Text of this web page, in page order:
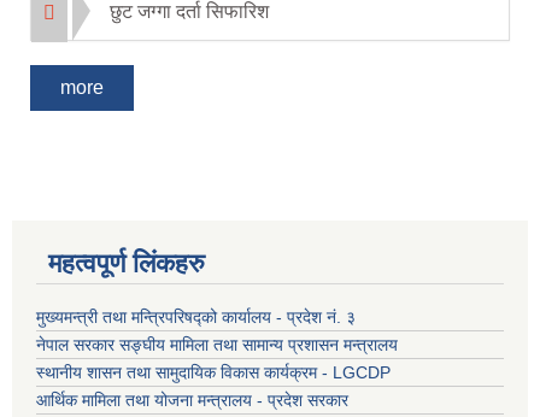
छुट जग्गा दर्ता सिफारिश
more
महत्वपूर्ण लिंकहरु
मुख्यमन्त्री तथा मन्त्रिपरिषद्को कार्यालय - प्रदेश नं. ३
नेपाल सरकार सङ्घीय मामिला तथा सामान्य प्रशासन मन्त्रालय
स्थानीय शासन तथा सामुदायिक विकास कार्यक्रम - LGCDP
आर्थिक मामिला तथा योजना मन्त्रालय - प्रदेश सरकार